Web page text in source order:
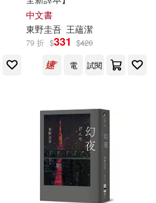
中文書
東野圭吾 王蘊潔
79 折 $331 $420
電
試閱